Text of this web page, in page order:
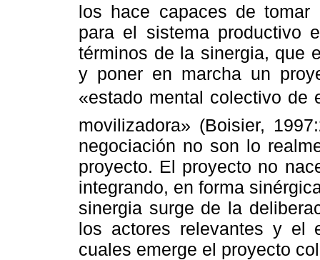
los hace capaces de tomar
para el sistema productivo
términos de la sinergia, que
y poner en marcha un
«estado mental colectivo de
movilizadora» (Boisier,
negociación no son lo
proyecto. El proyecto no
integrando, en forma
sinergia surge de la
los actores relevantes y el
cuales emerge el proyecto